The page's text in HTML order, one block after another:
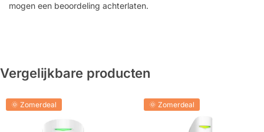
mogen een beoordeling achterlaten.
Vergelijkbare producten
🌞 Zomerdeal 🌞 Zomerdeal